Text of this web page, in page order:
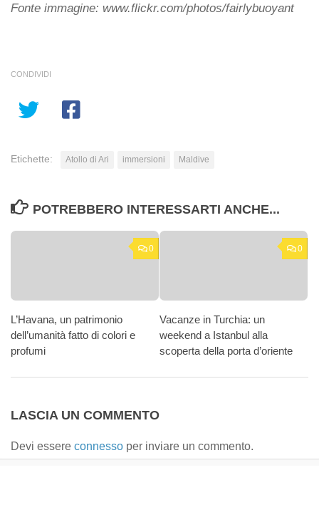
Fonte immagine: www.flickr.com/photos/fairlybuoyant
CONDIVIDI
Etichette: Atollo di Ari immersioni Maldive
POTREBBERO INTERESSARTI ANCHE...
0
L’Havana, un patrimonio
dell’umanità fatto di colori e
profumi
0
Vacanze in Turchia: un
weekend a Istanbul alla
scoperta della porta d’oriente
LASCIA UN COMMENTO
Devi essere connesso per inviare un commento.